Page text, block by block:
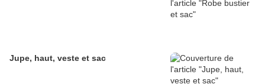
Jupe, haut, veste et sac